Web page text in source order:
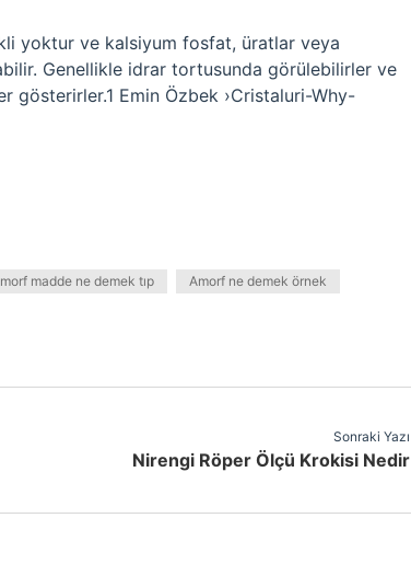
yoktur ve kalsiyum fosfat, üratlar veya
Genellikle idrar tortusunda görülebilirler ve
gösterirler.1 Emin Özbek ›Cristaluri-Why-
madde ne demek tıp Amorf ne demek örnek
Sonraki Yazı
Nirengi Röper Ölçü Krokisi Nedir